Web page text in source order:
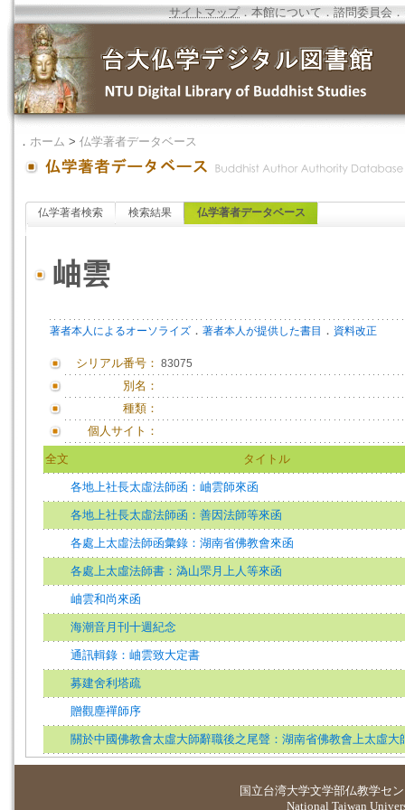
サイトマップ．本館について ．諮問委員会 ．
． ホーム > 仏学著者データベース
仏学著者検索 検索結果 仏学著者データベース
岫雲
著者本人によるオーソライズ ． 著者本人が提供した書目 ． 資料改正
シリアル番号： 83075
別名：
種類：
個人サイト：
全文 タイトル
各地上社長太虛法師函：岫雲師來函
各地上社長太虛法師函：善因法師等來函
各處上太虛法師函彙錄：湖南省佛教會來函
各處上太虛法師書：溈山罘月上人等來函
岫雲和尚來函
海潮音月刊十週紀念
通訊輯錄：岫雲致大定書
募建舍利塔疏
贈觀塵禪師序
關於中國佛教會太虛大師辭職後之尾聲：湖南省佛教會上太虛大
国立台湾大学文学部仏教学セ
National Taiwan